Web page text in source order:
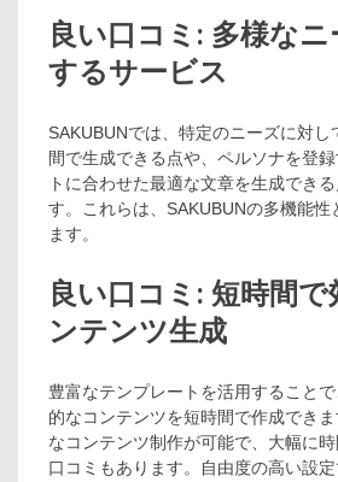
良い口コミ: 多様な
するサービス
SAKUBUNでは、特定のニーズに対
間で生成できる点や、ペルソナを登
トに合わせた最適な文章を生成でき
す。これらは、SAKUBUNの多機能性
ます。
良い口コミ: 短時間で
ンテンツ生成
豊富なテンプレートを活用すること
的なコンテンツを短時間で作成でき
なコンテンツ制作が可能で、大幅に
口コミもあります。自由度の高い設